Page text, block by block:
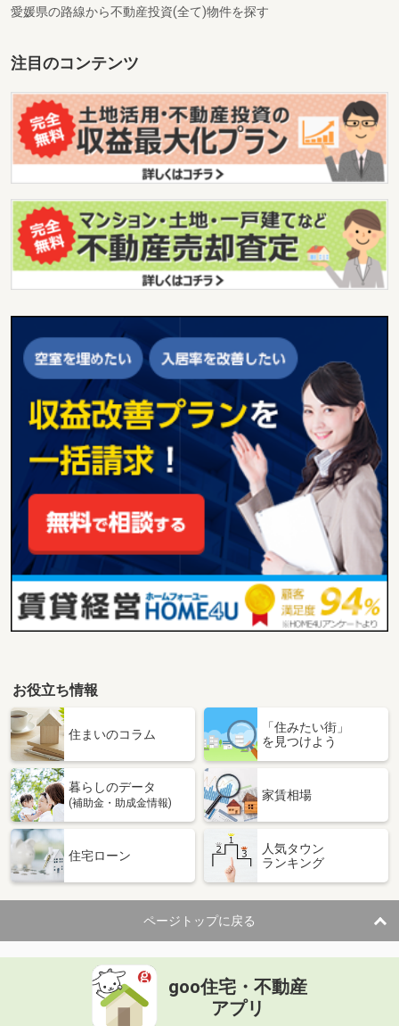
愛媛県の路線から不動産投資(全て)物件を探す
注目のコンテンツ
お役立ち情報
住まいのコラム
「住みたい街」
を見つけよう
暮らしのデータ
(補助金・助成金情報)
家賃相場
住宅ローン
人気タウン
ランキング
ページトップに戻る
goo住宅・不動産
アプリ